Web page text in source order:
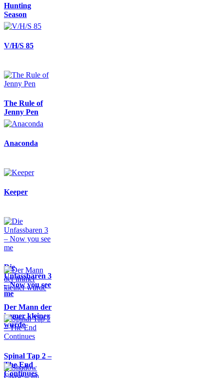
Hunting
Season
V/H/S 85
The Rule of
Jenny Pen
Anaconda
Keeper
Die
Unfassbaren 3
– Now you see
me
Der Mann der
immer kleiner
wurde
Spinal Tap 2 –
The End
Continues